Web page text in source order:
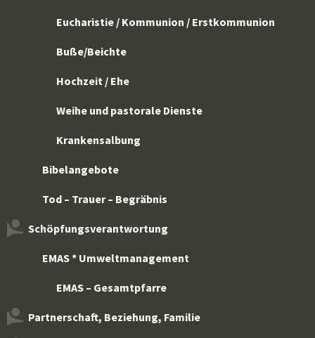
Eucharistie / Kommunion / Erstkommunion
Buße/Beichte
Hochzeit / Ehe
Weihe und pastorale Dienste
Krankensalbung
Bibelangebote
Tod – Trauer – Begräbnis
Schöpfungsverantwortung
EMAS * Umweltmanagement
EMAS – Gesamtpfarre
Partnerschaft, Beziehung, Familie